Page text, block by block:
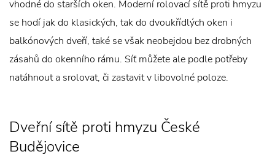
vhodné do starších oken. Moderní rolovací sítě proti hmyzu
se hodí jak do klasických, tak do dvoukřídlých oken i
balkónových dveří, také se však neobejdou bez drobných
zásahů do okenního rámu. Síť můžete ale podle potřeby
natáhnout a srolovat, či zastavit v libovolné poloze.
Dveřní sítě proti hmyzu České
Budějovice